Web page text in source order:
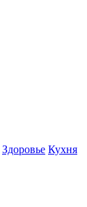
Здоровье Кухня